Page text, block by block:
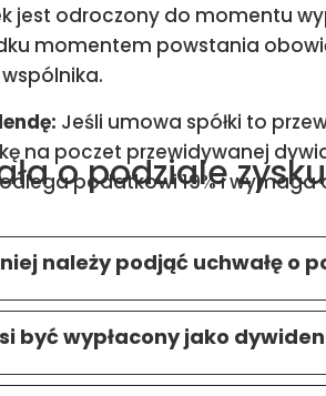
odroczony do momentu
momentem powstania
Jeśli umowa spółki to
na poczet przewidywanej
podatkowi 19% i wymaga
o podziale
być wypłacony jako
należy podjąć uchwałę o